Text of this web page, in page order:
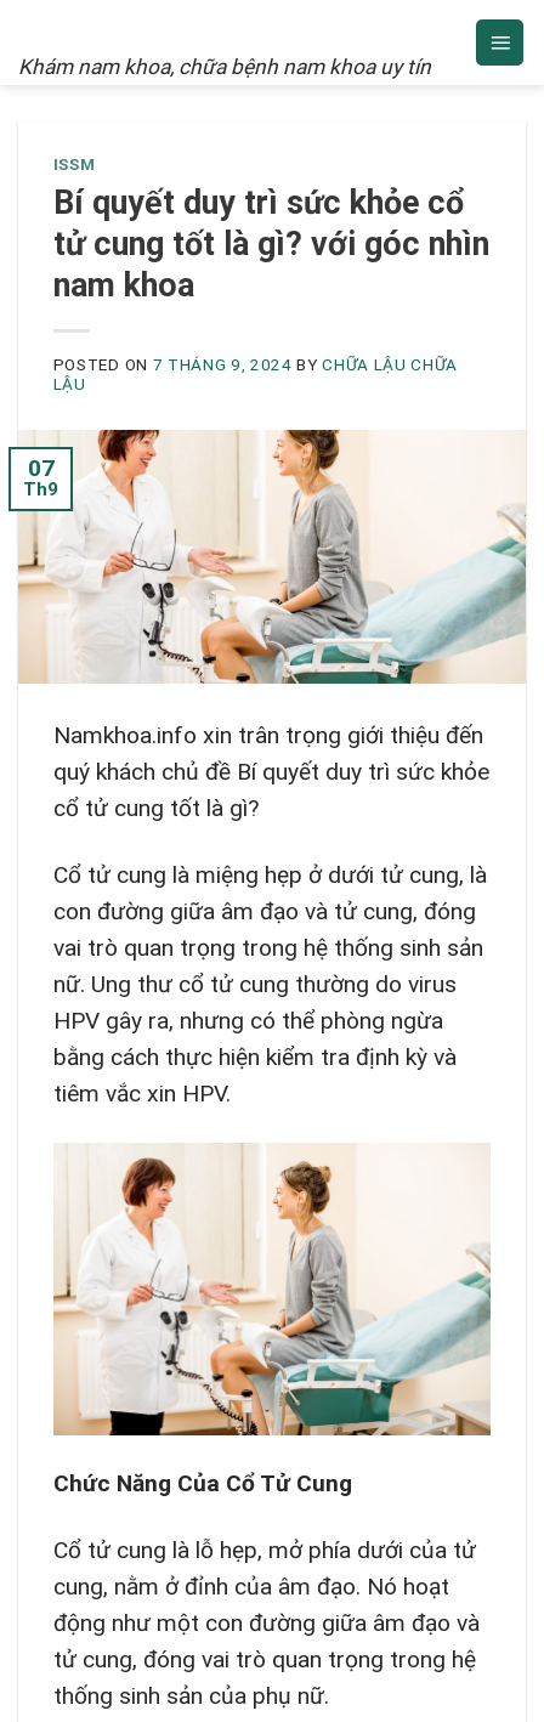
Khám nam khoa, chữa bệnh nam khoa uy tín
ISSM
Bí quyết duy trì sức khỏe cổ
tử cung tốt là gì? với góc nhìn
nam khoa
POSTED ON 7 THÁNG 9, 2024 BYCHỮA LẬU CHỮA
LẬU
07
Th9
Namkhoa.info xin trân trọng giới thiệu đến
quý khách chủ đề Bí quyết duy trì sức khỏe
cổ tử cung tốt là gì?
Cổ tử cung là miệng hẹp ở dưới tử cung, là
con đường giữa âm đạo và tử cung, đóng
vai trò quan trọng trong hệ thống sinh sản
nữ. Ung thư cổ tử cung thường do virus
HPV gây ra, nhưng có thể phòng ngừa
bằng cách thực hiện kiểm tra định kỳ và
tiêm vắc xin HPV.
Chức Năng Của Cổ Tử Cung
Cổ tử cung là lỗ hẹp, mở phía dưới của tử
cung, nằm ở đỉnh của âm đạo. Nó hoạt
động như một con đường giữa âm đạo và
tử cung, đóng vai trò quan trọng trong hệ
thống sinh sản của phụ nữ.